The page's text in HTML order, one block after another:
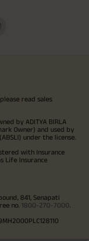
read sales
by ADITYA BIRLA
Owner) and used by
(ABSLI) under the license.
with Insurance
Life Insurance
841, Senapati
no. 1800-270-7000